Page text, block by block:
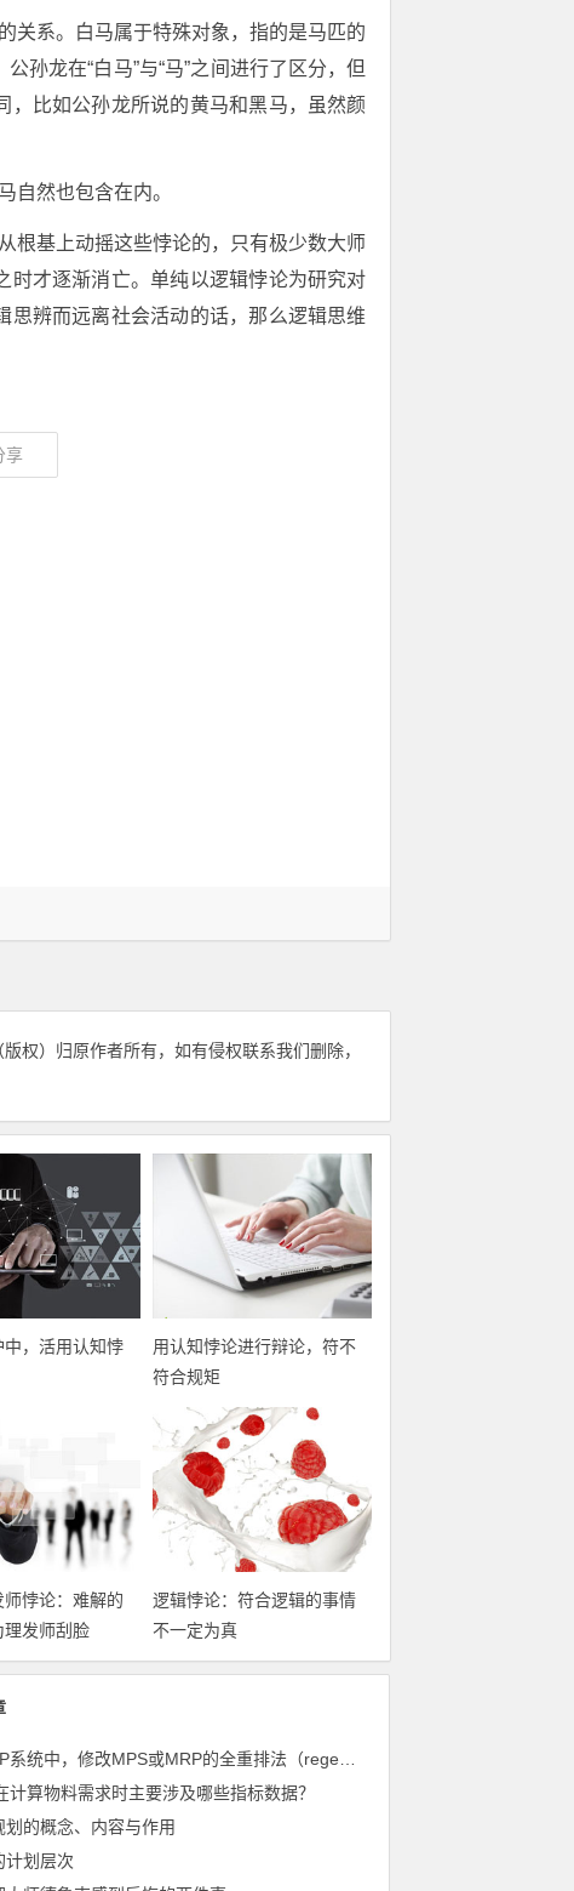
关系。白马属于特殊对象，指的是马匹的
孙龙在“白马”与“马”之间进行了区分，但
，比如公孙龙所说的黄马和黑马，虽然颜
自然也包含在内。
根基上动摇这些悖论的，只有极少数大师
时才逐渐消亡。单纯以逻辑悖论为研究对
思辨而远离社会活动的话，那么逻辑思维
享
权）归原作者所有，如有侵权联系我们删除，
中，活用认知悖
用认知悖论进行辩论，符不
符合规矩
师悖论：难解的
理发师刮脸
逻辑悖论：符合逻辑的事情
不一定为真
统中，修改MPS或MRP的全重排法（regeneration）和净改变法？
计算物料需求时主要涉及哪些指标数据？
划的概念、内容与作用
计划层次